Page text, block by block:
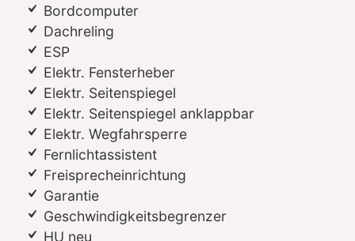
Bordcomputer
Dachreling
ESP
Elektr. Fensterheber
Elektr. Seitenspiegel
Elektr. Seitenspiegel anklappbar
Elektr. Wegfahrsperre
Fernlichtassistent
Freisprecheinrichtung
Garantie
Geschwindigkeitsbegrenzer
HU neu